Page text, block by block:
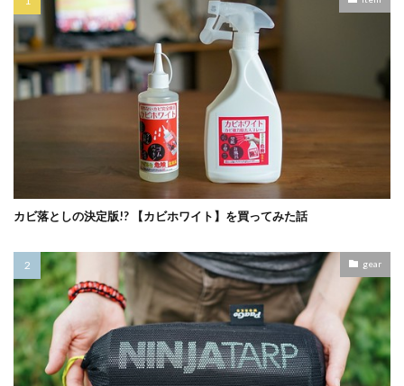
カビ落としの決定版!? 【カビホワイト】を買ってみた話
gear